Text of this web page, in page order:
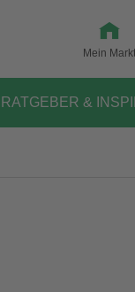
Mein Markt
RATGEBER &